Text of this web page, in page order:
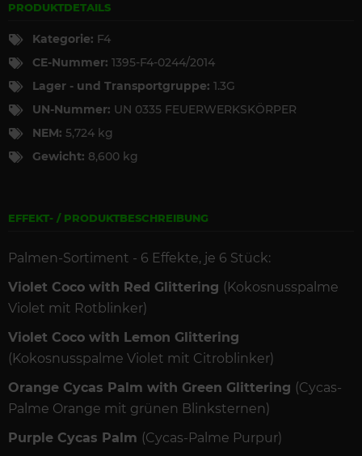
PRODUKTDETAILS
Kategorie: F4
CE-Nummer: 1395-F4-0244/2014
Lager - und Transportgruppe: 1.3G
UN-Nummer: UN 0335 FEUERWERKSKÖRPER
NEM: 5,724 kg
Gewicht: 8,600 kg
EFFEKT- / PRODUKTBESCHREIBUNG
Palmen-Sortiment - 6 Effekte, je 6 Stück:
Violet Coco with Red Glittering (Kokosnusspalme
Violet mit Rotblinker)
Violet Coco with Lemon Glittering
(Kokosnusspalme Violet mit Citroblinker)
Orange Cycas Palm with Green Glittering (Cycas-
Palme Orange mit grünen Blinksternen)
Purple Cycas Palm (Cycas-Palme Purpur)